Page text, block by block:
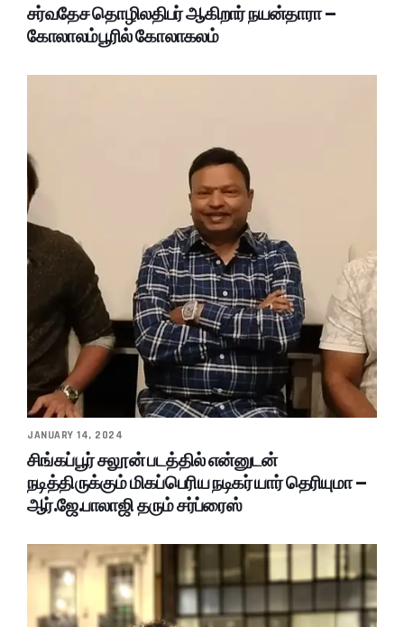
சர்வதேச தொழிலதிபர் ஆகிறார் நயன்தாரா –
கோலாலம்பூரில் கோலாகலம்
JANUARY 14, 2024
சிங்கப்பூர் சலூன் படத்தில் என்னுடன்
நடித்திருக்கும் மிகப்பெரிய நடிகர் யார் தெரியுமா –
ஆர்.ஜே.பாலாஜி தரும் சர்ப்ரைஸ்